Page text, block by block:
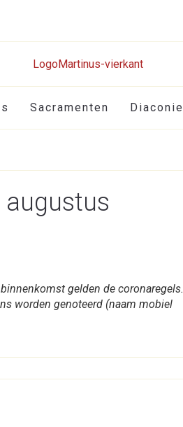
Sacramenten Diaconie
augustus
gelden de coronaregels.
worden genoteerd (naam mobiel